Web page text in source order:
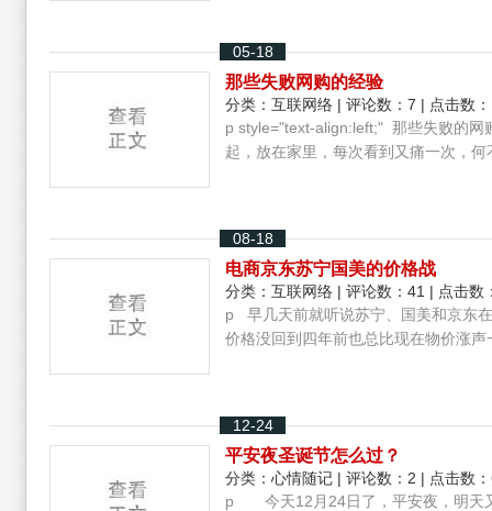
05-18
那些失败网购的经验
分类： 互联网络 | 评论数：7 | 点击数
p style="text-align:left;" 那些失败的网
起，放在家里，每次看到又痛一次，
08-18
电商京东苏宁国美的价格战
分类： 互联网络 | 评论数：41 | 点击数
p 早几天前就听说苏宁、国美和京东
价格没回到四年前也总比现在物价涨
12-24
平安夜圣诞节怎么过？
分类： 心情随记 | 评论数：2 | 点击数
p 今天12月24日了，平安夜，明天